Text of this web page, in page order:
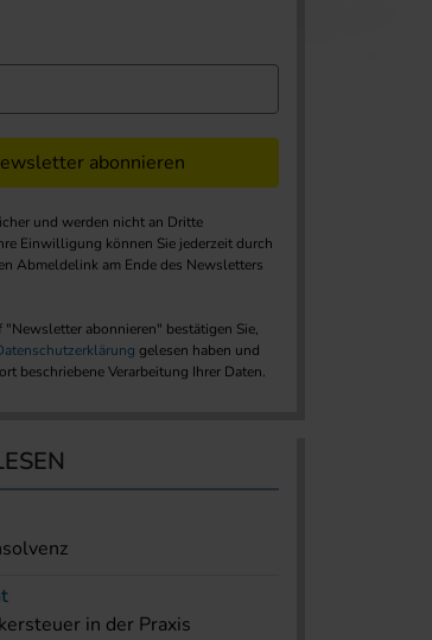
abonnieren
und werden nicht an Dritte
Einwilligung können Sie jederzeit durch
Abmeldelink am Ende des Newsletters
"Newsletter abonnieren" bestätigen Sie,
gelesen haben und
beschriebene Verarbeitung Ihrer Daten.
in der Praxis